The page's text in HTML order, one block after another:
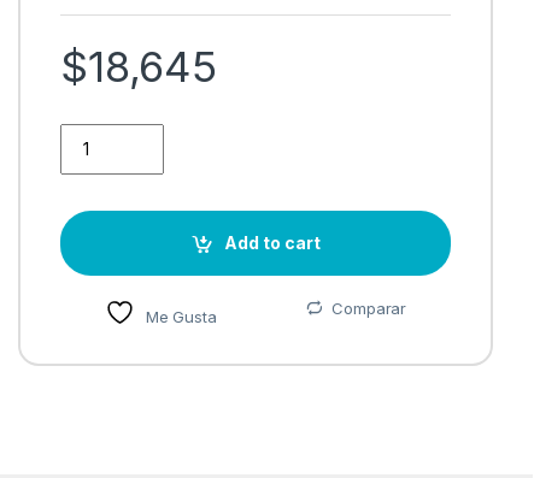
$18,645
Add to cart
Me Gusta Comparar